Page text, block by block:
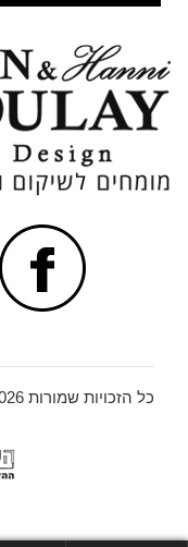
כל הזכויות שמורות azoulay-style 2026 |